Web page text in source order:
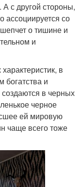
А с другой стороны,
ассоциируется со
о тишине и
и
в
и
в черных
черное
ей мировую
чаще всего тоже